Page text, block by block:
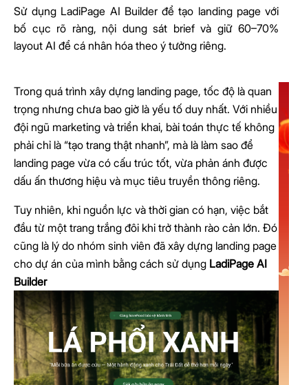
Sử dụng LadiPage AI Builder để tạo landing page với
bố cục rõ ràng, nội dung sát brief và giữ 60–70%
layout AI để cá nhân hóa theo ý tưởng riêng.
Trong quá trình xây dựng landing page, tốc độ là quan
trọng nhưng chưa bao giờ là yếu tố duy nhất. Với nhiều
đội ngũ marketing và triển khai, bài toán thực tế không
phải chỉ là “tạo trang thật nhanh”, mà là làm sao để
landing page vừa có cấu trúc tốt, vừa phản ánh được
dấu ấn thương hiệu và mục tiêu truyền thông riêng.
Tuy nhiên, khi nguồn lực và thời gian có hạn, việc bắt
đầu từ một trang trắng đôi khi trở thành rào cản lớn. Đó
cũng là lý do nhóm sinh viên đã xây dựng landing page
cho dự án của mình bằng cách sử dụng LadiPage AI
Builder